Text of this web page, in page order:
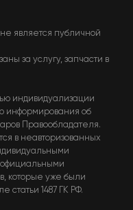
является публичной
за услугу, запчасти в
индивидуализации
информирования об
Правообладателя.
в неавторизованных
которые уже были
статьи 1487 ГК РФ.